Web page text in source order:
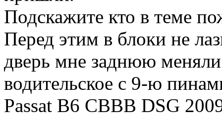
Подскажите кто в теме
Перед этим в блоки не
дверь мне заднюю
водительское с 9-ю
Passat B6 CBBB DSG